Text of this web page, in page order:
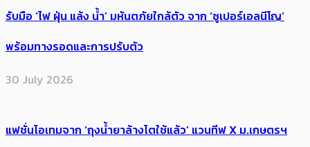
รับมือ ‘ไฟ ฝุ่น แล้ง น้ำ’ มหันตภัยใกล้ตัว จาก ‘ซูเปอร์เอลนีโญ’
พร้อมทางรอดและการปรับตัว
30 July 2026
แฟชั่นไอเทมจาก ‘ถุงน้ำยาล้างไตใช้แล้ว’ แวนทีฟ X ม.เกษตรฯ